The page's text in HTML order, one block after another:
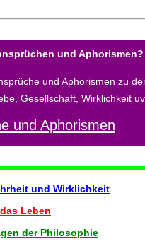
und Aphorismen?
und Aphorismen zu
Gesellschaft, Wirklichkeit
und Aphorismen
und Wirklichkeit
Leben
der Philosophie